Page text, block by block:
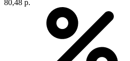
80,48 р.